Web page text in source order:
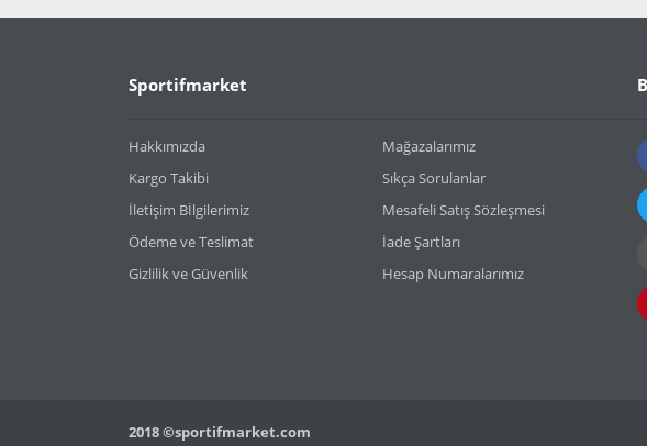
Sportifmarket
Hakkımızda
Mağazalarımız
Kargo Takibi
Sıkça Sorulanlar
İletişim Bİlgilerimiz
Mesafeli Satış Sözleşmesi
Ödeme ve Teslimat
İade Şartları
Gizlilik ve Güvenlik
Hesap Numaralarımız
2018 ©sportifmarket.com